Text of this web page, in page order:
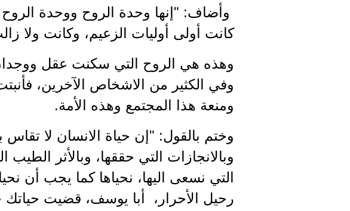
وأضاف: "إنها وحدة الروح ووحدة
كانت أولى أوليات الزعيم، وكانت ولا
وهذه هي الروح التي سكنت عقل
وفي الكثير من الاشخاص الآخرين،
ومنعة هذا المجتمع وهذه الأمة.
وختم بالقول: "إن حياة الانسان لا تقاس
وبالانجازات التي حققها، وبالأثر
التي نسعى اليها، نحياها كما يجب أن
رحيل الأحرار، أبا يوسف، قضيت